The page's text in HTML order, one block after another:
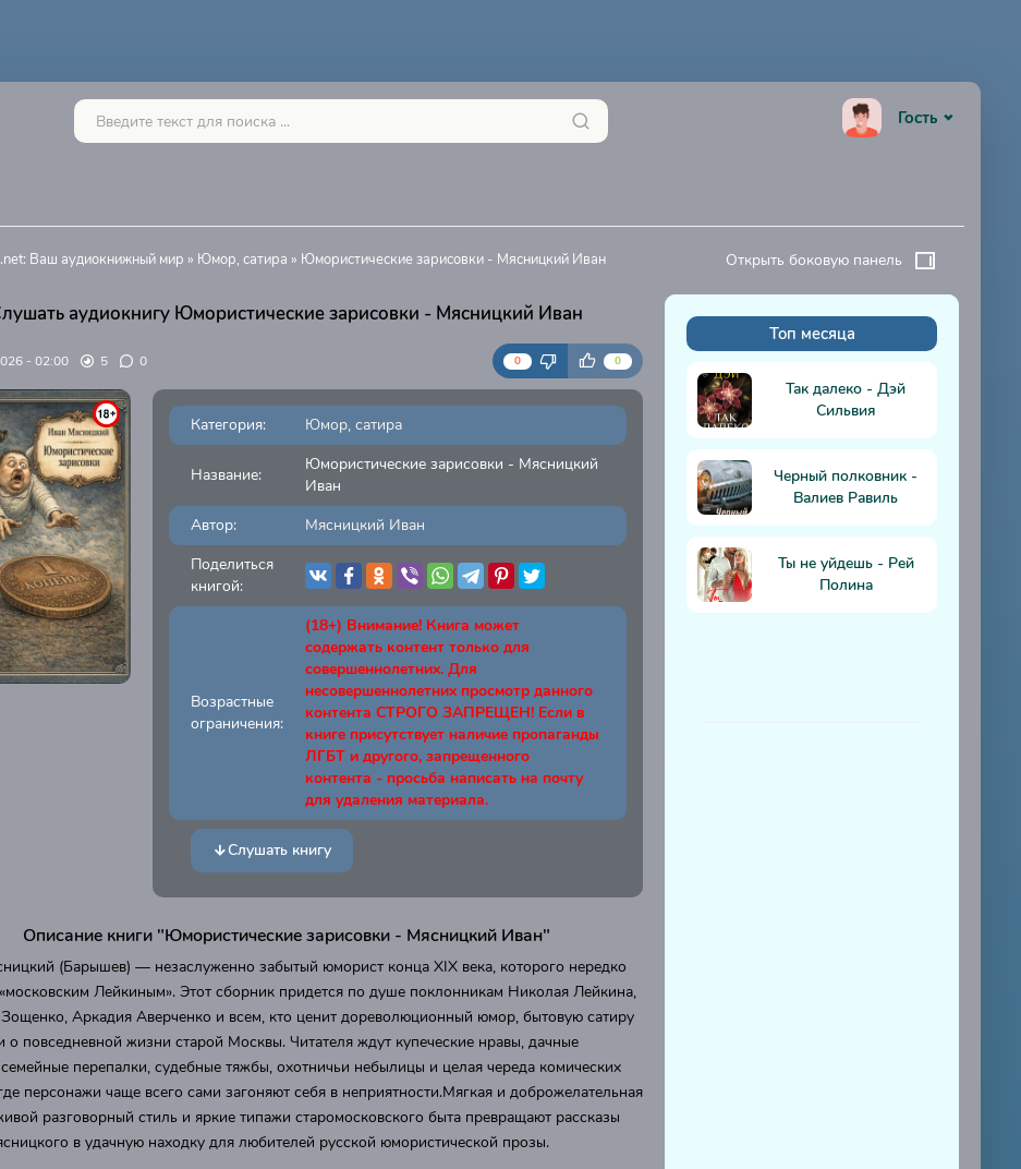
Гость
Ваш аудиокнижный мир » Юмор, сатира » Юмористические зарисовки - Мясницкий Иван
аудиокнигу Юмористические зарисовки - Мясницкий Иван
- 02:00 5 0 0 0
Категория: Юмор, сатира
Название:
Юмористические зарисовки - Мясницкий
Иван
Автор:
Мясницкий Иван
Поделиться
книгой:
Возрастные
ограничения:
(18+) Внимание! Книга может
содержать контент только для
совершеннолетних. Для
несовершеннолетних просмотр данного
контента СТРОГО ЗАПРЕЩЕН! Если в
книге присутствует наличие пропаганды
ЛГБТ и другого, запрещенного
контента - просьба написать на почту
для удаления материала.
Слушать книгу
Описание книги "Юмористические зарисовки - Мясницкий Иван"
(Барышев) — незаслуженно забытый юморист конца XIX века, которого нередко
Лейкиным». Этот сборник придется по душе поклонникам Николая Лейкина,
Аркадия Аверченко и всем, кто ценит дореволюционный юмор, бытовую сатиру
о повседневной жизни старой Москвы. Читателя ждут купеческие нравы, дачные
перепалки, судебные тяжбы, охотничьи небылицы и целая череда комических
персонажи чаще всего сами загоняют себя в неприятности.Мягкая и доброжелательная
разговорный стиль и яркие типажи старомосковского быта превращают рассказы
в удачную находку для любителей русской юмористической прозы.
Открыть боковую панель
Топ месяца
Так далеко - Дэй
Сильвия
Черный полковник -
Валиев Равиль
Ты не уйдешь - Рей
Полина